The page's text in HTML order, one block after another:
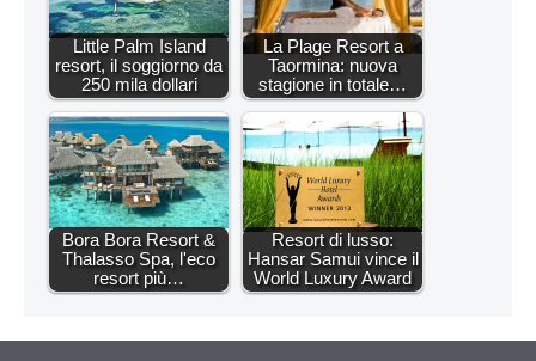
Little Palm Island
resort, il soggiorno da
250 mila dollari
La Plage Resort a
Taormina: nuova
stagione in totale…
Bora Bora Resort &
Thalasso Spa, l'eco
resort più…
Resort di lusso:
Hansar Samui vince il
World Luxury Award